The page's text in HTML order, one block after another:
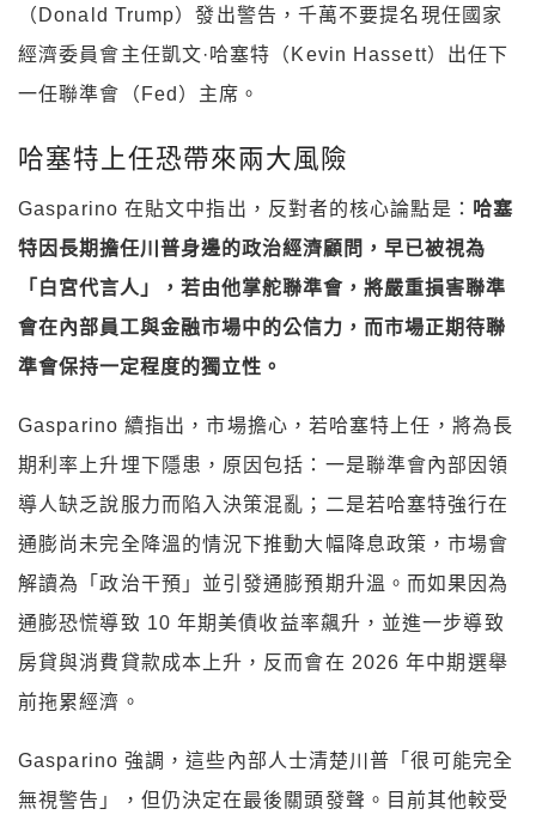
（Donald Trump）發出警告，千萬不要提名現任國家
經濟委員會主任凱文·哈塞特（Kevin Hassett）出任下
一任聯準會（Fed）主席。
哈塞特上任恐帶來兩大風險
Gasparino 在貼文中指出，反對者的核心論點是： 哈塞
特因長期擔任川普身邊的政治經濟顧問，早已被視為
「白宮代言人」，若由他掌舵聯準會，將嚴重損害聯準
會在內部員工與金融市場中的公信力，而市場正期待聯
準會保持一定程度的獨立性。
Gasparino 續指出，市場擔心，若哈塞特上任，將為長
期利率上升埋下隱患，原因包括：一是聯準會內部因領
導人缺乏說服力而陷入決策混亂；二是若哈塞特強行在
通膨尚未完全降溫的情況下推動大幅降息政策，市場會
解讀為「政治干預」並引發通膨預期升溫。而如果因為
通膨恐慌導致 10 年期美債收益率飆升，並進一步導致
房貸與消費貸款成本上升，反而會在 2026 年中期選舉
前拖累經濟。
Gasparino 強調，這些內部人士清楚川普「很可能完全
無視警告」，但仍決定在最後關頭發聲。目前其他較受